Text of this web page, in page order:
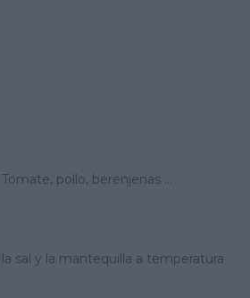
pollo, berenjenas …
sal y la mantequilla a temperatura